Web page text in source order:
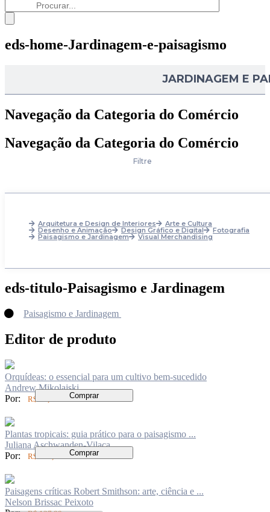
eds-home-Jardinagem-e-paisagismo
JARDINAGEM E
Navegação da Categoria do Comércio
Navegação da Categoria do Comércio
Filtre
Arquitetura e Design de Interiores Arte e Cultura
Desenho e Animação Design Gráfico e Digital Fotografia
Paisagismo e Jardinagem Visual Merchandising
eds-titulo-Paisagismo e Jardinagem
Paisagismo e Jardinagem
Editor de produto
Orquídeas: o essencial para um cultivo bem-sucedido
Andrew Mikolajski
Por:
R$ 80,00 Comprar
Plantas tropicais: guia prático para o paisagismo ...
Juliana Aschwanden-Vilaça
Por:
R$ 160,00 Comprar
Paisagens críticas Robert Smithson: arte, ciência e ...
Nelson Brissac Peixoto